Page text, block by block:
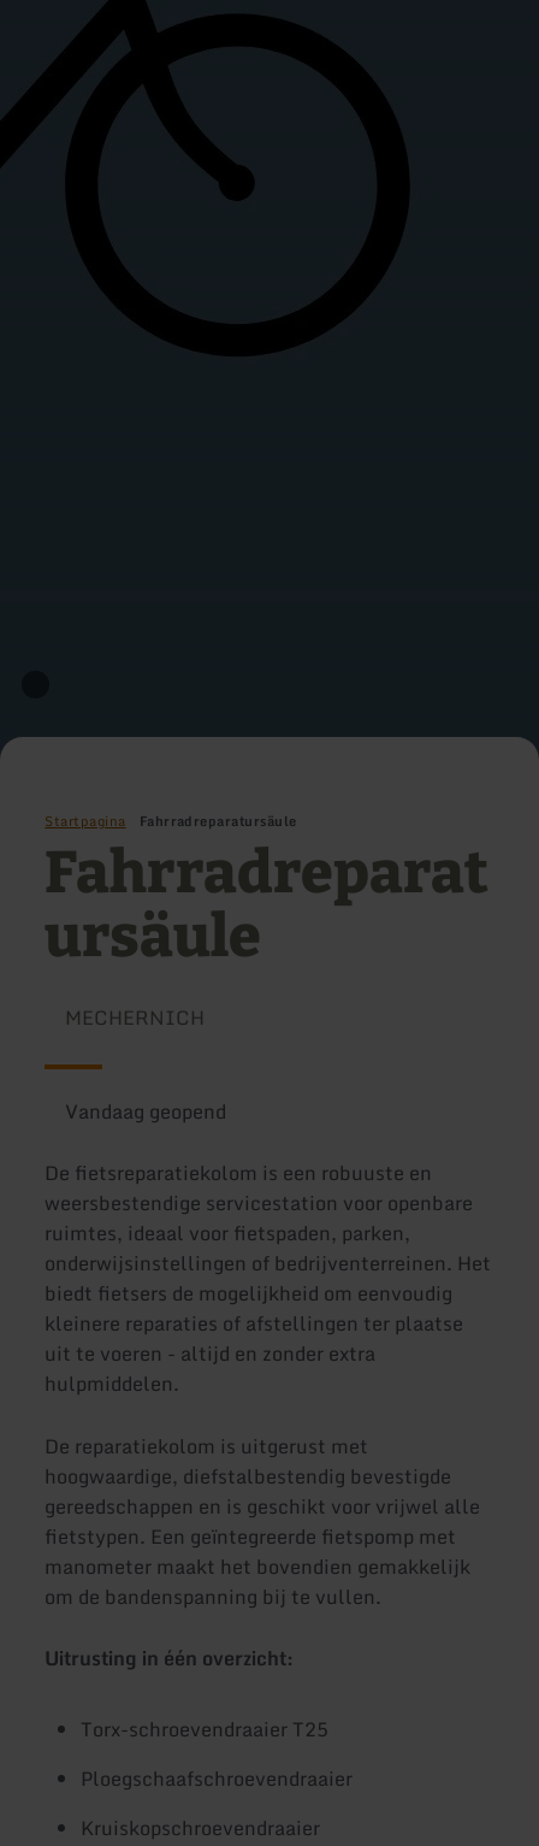
Startpagina Fahrradreparatursäule
Fahrradreparat
ursäule
MECHERNICH
Vandaag geopend
De fietsreparatiekolom is een robuuste en
weersbestendige servicestation voor openbare
ruimtes, ideaal voor fietspaden, parken,
onderwijsinstellingen of bedrijventerreinen. Het
biedt fietsers de mogelijkheid om eenvoudig
kleinere reparaties of afstellingen ter plaatse
uit te voeren - altijd en zonder extra
hulpmiddelen.
De reparatiekolom is uitgerust met
hoogwaardige, diefstalbestendig bevestigde
gereedschappen en is geschikt voor vrijwel alle
fietstypen. Een geïntegreerde fietspomp met
manometer maakt het bovendien gemakkelijk
om de bandenspanning bij te vullen.
Uitrusting in één overzicht:
Torx-schroevendraaier T25
Ploegschaafschroevendraaier
Kruiskopschroevendraaier